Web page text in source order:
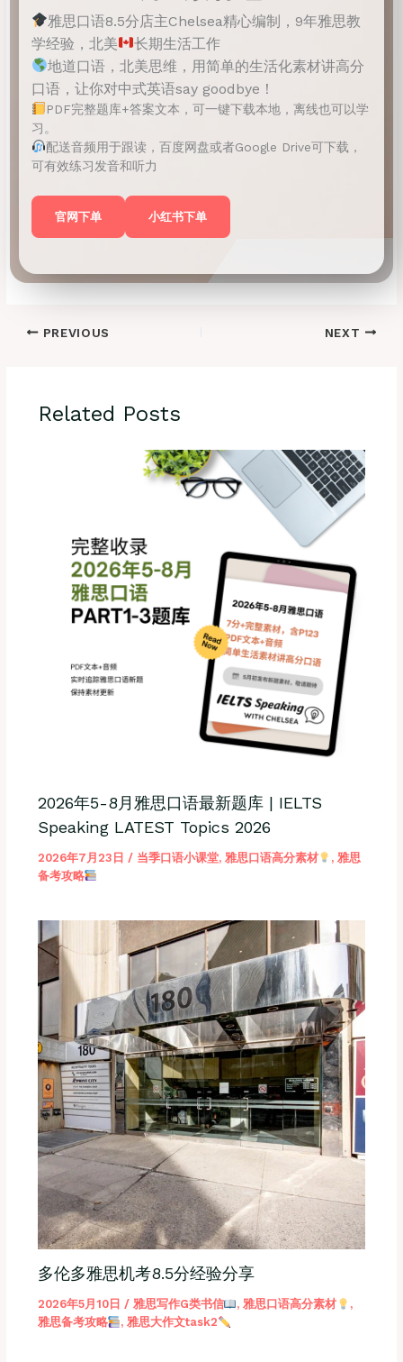
雅思口语8.5分店主Chelsea精心编制，9年雅思教
学经验，北美
长期生活工作
地道口语，北美思维，用简单的生活化素材讲高分
口语，让你对中式英语say goodbye！
PDF完整题库+答案文本，可一键下载本地，离线也可以学
习。
配送音频用于跟读，百度网盘或者Google Drive可下载，
可有效练习发音和听力
官网下单 小红书下单
PREVIOUS NEXT
Related Posts
2026年5-8月雅思口语最新题库 | IELTS
Speaking LATEST Topics 2026
2026年7月23日 / 当季口语小课堂, 雅思口语高分素材 ,雅思
备考攻略
多伦多雅思机考8.5分经验分享
2026年5月10日 / 雅思写作G类书信 ,雅思口语高分素材
,
雅思备考攻略
,雅思大作文task2